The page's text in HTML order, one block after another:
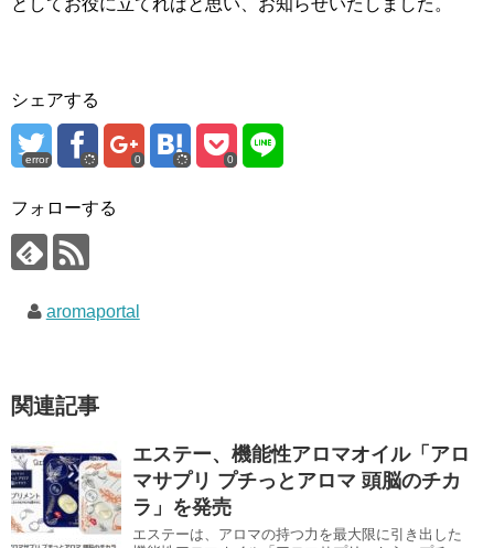
としてお役に立てればと思い、お知らせいたしました。
シェアする
error 0 0
フォローする
aromaportal
関連記事
エステー、機能性アロマオイル「アロ
マサプリ プチっとアロマ 頭脳のチカ
ラ」を発売
エステーは、アロマの持つ力を最大限に引き出した